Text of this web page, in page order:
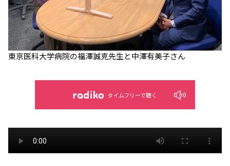
東京医科大学病院の福澤誠克先生と中澤有美子さん
タイムフリーで聴く